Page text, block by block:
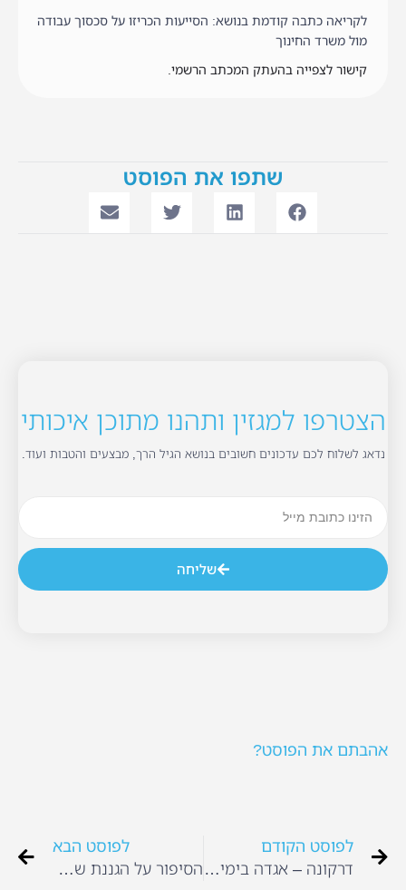
לקריאה כתבה קודמת בנושא: הסייעות הכריזו על סכסוך עבודה
מול משרד החינוך
קישור לצפייה בהעתק המכתב הרשמי.
שתפו את הפוסט
הצטרפו למגזין ותהנו מתוכן איכותי
נדאג לשלוח לכם עדכונים חשובים בנושא הגיל הרך, מבצעים והטבות ועוד.
שליחה
אהבתם את הפוסט?
לפוסט הקודם
דרקונה – אגדה בימי קורונה
לפוסט הבא
הסיפור על הגננת שהגיעה לפת לחם